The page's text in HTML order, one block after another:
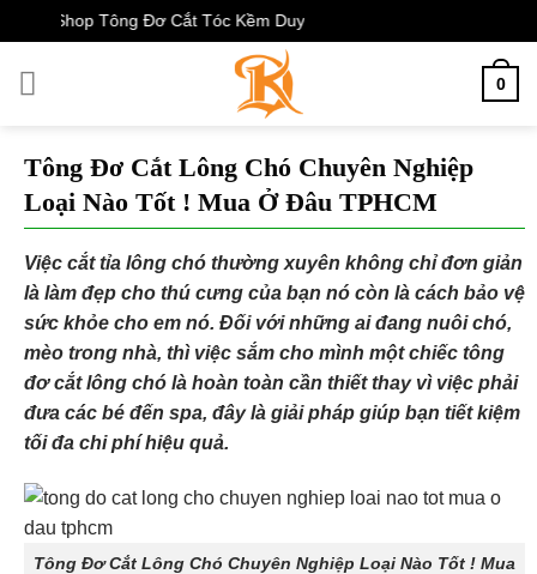
to
content
Tông Đơ Cắt Tóc Kềm Duy
0
Tông Đơ Cắt Lông Chó Chuyên Nghiệp
Loại Nào Tốt ! Mua Ở Đâu TPHCM
Việc cắt tỉa lông chó thường xuyên không chỉ đơn giản
là làm đẹp cho thú cưng của bạn nó còn là cách bảo vệ
sức khỏe cho em nó. Đối với những ai đang nuôi chó,
mèo trong nhà, thì việc sắm cho mình một chiếc tông
đơ cắt lông chó là hoàn toàn cần thiết thay vì việc phải
đưa các bé đến spa, đây là giải pháp giúp bạn tiết kiệm
tối đa chi phí hiệu quả.
Tông Đơ Cắt Lông Chó Chuyên Nghiệp Loại Nào Tốt ! Mua